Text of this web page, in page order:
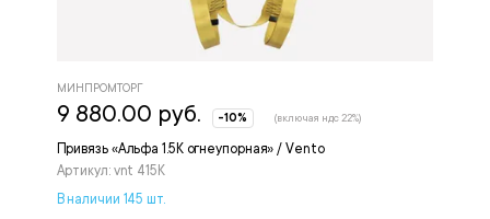
Привязь «Альфа 1.5К огнеупорная» / Vento
Артикул: vnt 415K
МИНПРОМТОРГ
9 880.00 руб. -10% (включая ндс 22%)
В наличии 145 шт.